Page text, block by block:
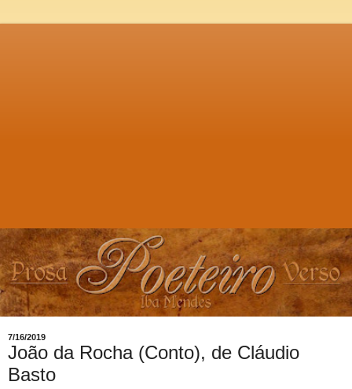
7/16/2019
João da Rocha (Conto), de Cláudio
Basto